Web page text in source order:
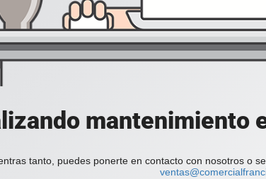
mantenimiento
tanto, puedes ponerte en contacto con nosotros o